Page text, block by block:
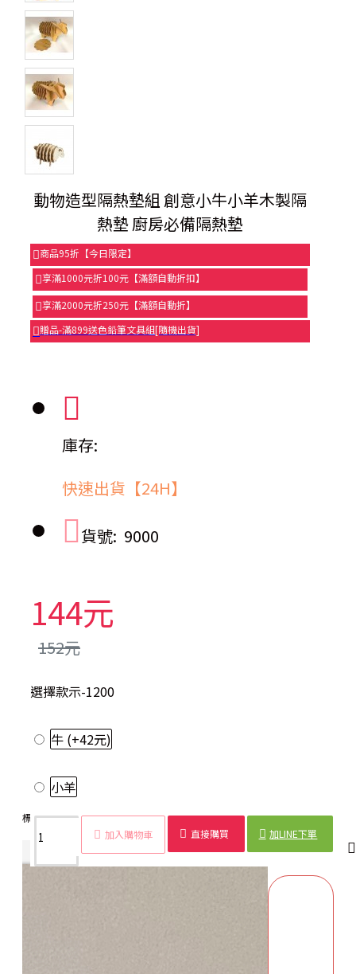
動物造型隔熱墊組 創意小牛小羊木製隔
熱墊 廚房必備隔熱墊
商品95折【今日限定】
享滿1000元折100元【滿額自動折扣】
享滿2000元折250元【滿額自動折】
贈品-滿899送色鉛筆文具組[隨機出貨]
庫存:
快速出貨【24H】
貨號: 9000
144元
152元
選擇款示-1200
牛 (+42元)
小羊
加入購物車 直接購買 加LINE下單
標籤： 隔熱墊 動物造型 創意 小牛 小羊 木製 廚房 必備
商品詳情 配送時間